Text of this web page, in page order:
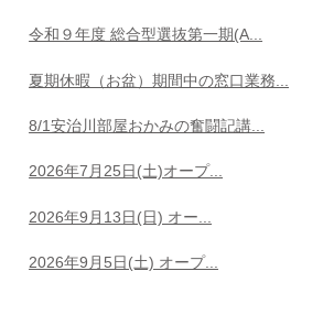
令和９年度 総合型選抜第一期(A...
夏期休暇（お盆）期間中の窓口業務...
8/1安治川部屋おかみの奮闘記講...
2026年7月25日(土)オープ...
2026年9月13日(日) オー...
2026年9月5日(土) オープ...